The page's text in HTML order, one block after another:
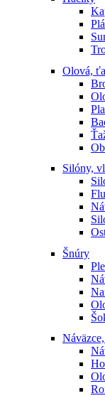
Olová,
Silóny,
Šnúry